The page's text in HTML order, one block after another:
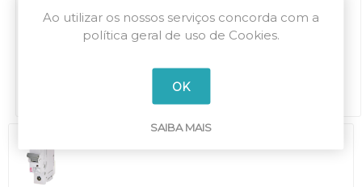
ETDMP10C1P20
Disjuntor modular
10kA curva C 1P 20A
Ao utilizar os nossos serviços concorda com a
política geral de uso de Cookies.
OK
SAIBA MAIS